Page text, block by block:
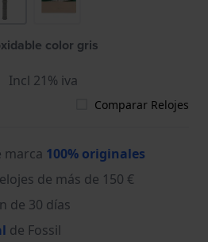
color gris
Incl 21% iva
Comparar Relojes
marca 100% originales
de más de 150 €
de 30 días
de Fossil